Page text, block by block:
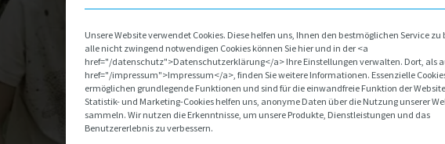
Unsere Website verwendet Cookies. Diese helfen uns, Ihnen den bestmöglichen Service zu
alle nicht zwingend notwendigen Cookies können Sie hier und in der <a
href="/datenschutz">Datenschutzerklärung</a> Ihre Einstellungen verwalten. Dort, als
href="/impressum">Impressum</a>, finden Sie weitere Informationen. Essenzielle
ermöglichen grundlegende Funktionen und sind für die einwandfreie Funktion der
Statistik- und Marketing-Cookies helfen uns, anonyme Daten über die Nutzung unserer
sammeln. Wir nutzen die Erkenntnisse, um unsere Produkte, Dienstleistungen und das
Benutzererlebnis zu verbessern.